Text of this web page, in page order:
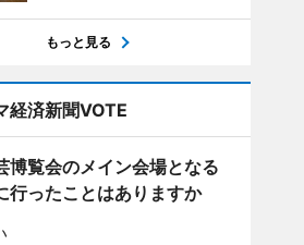
もっと見る
経済新聞VOTE
博覧会のメイン会場となる
行ったことはありますか